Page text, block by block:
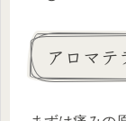
アロマテ